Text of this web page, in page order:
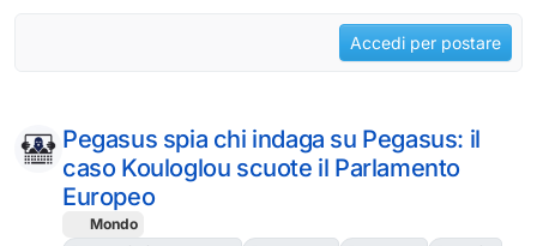
Accedi per postare
Pegasus spia chi indaga su Pegasus: il
caso Kouloglou scuote il Parlamento
Europeo
Mondo